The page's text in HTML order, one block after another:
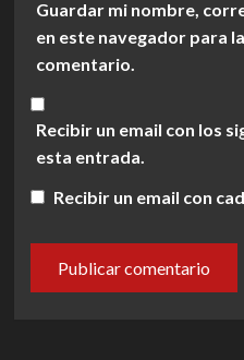
Guardar mi nombre,
en este navegador para
comentario.
Recibir un email con los
esta entrada.
Recibir un email con